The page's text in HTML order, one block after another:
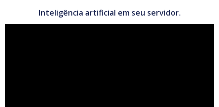
Inteligência artificial em seu servidor.